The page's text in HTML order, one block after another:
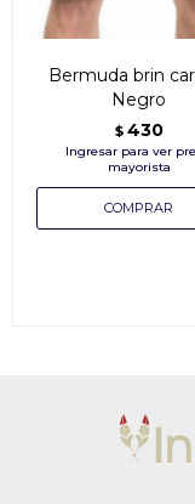
Bermuda brin
Negro
$ 430